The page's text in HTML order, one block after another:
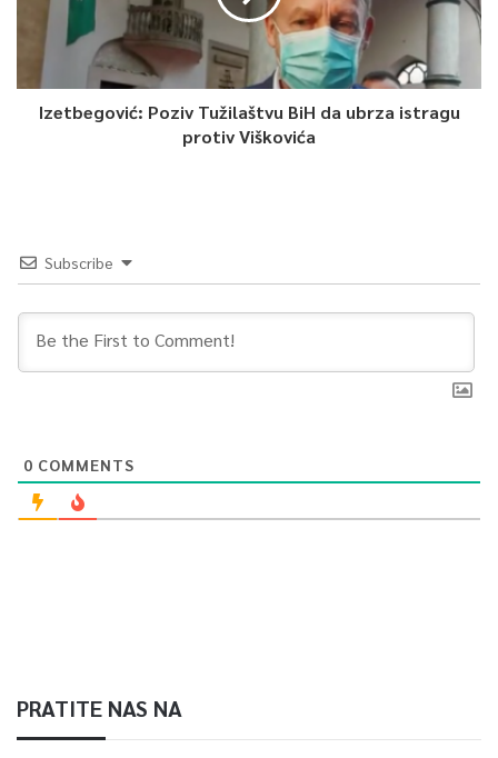
Izetbegović: Poziv Tužilaštvu BiH da ubrza istragu
protiv Viškovića
Subscribe
0 COMMENTS
PRATITE NAS NA